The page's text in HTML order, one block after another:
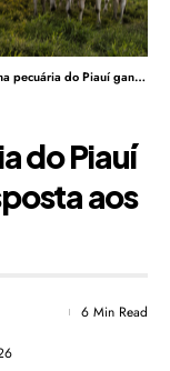
ganha força como resposta aos desafios do campo
do Piauí
aos
6 Min Read